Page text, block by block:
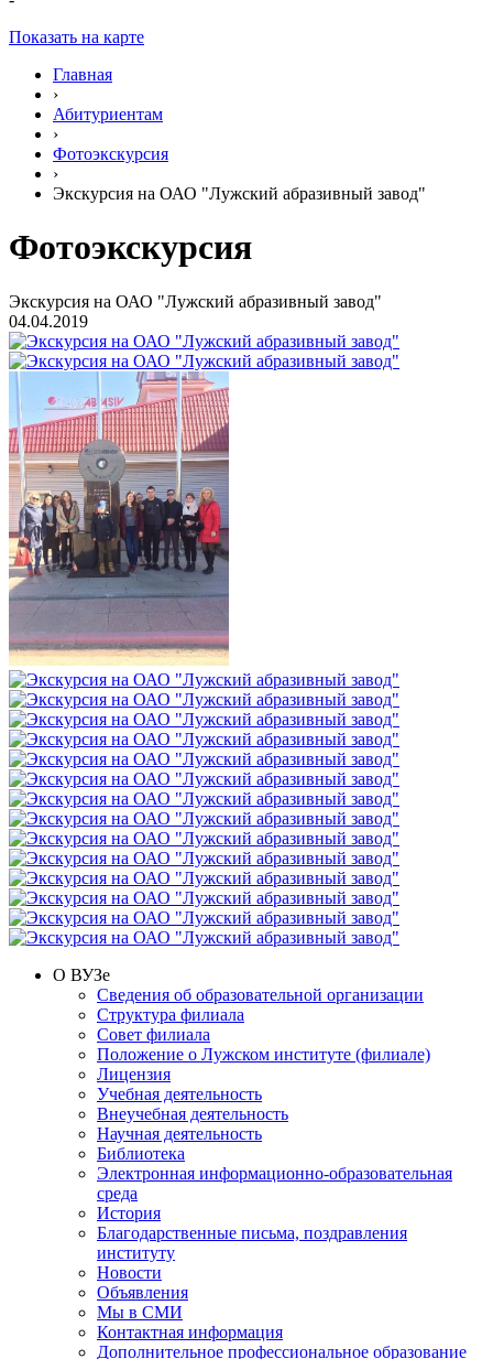
Показать на карте
Главная
›
Абитуриентам
›
Фотоэкскурсия
›
Экскурсия на ОАО "Лужский абразивный завод"
Фотоэкскурсия
Экскурсия на ОАО "Лужский абразивный завод"
04.04.2019
О ВУЗе
Сведения об образовательной организации
Структура филиала
Совет филиала
Положение о Лужском институте (филиале)
Лицензия
Учебная деятельность
Внеучебная деятельность
Научная деятельность
Библиотека
Электронная информационно-образовательная
среда
История
Благодарственные письма, поздравления
институту
Новости
Объявления
Мы в СМИ
Контактная информация
Дополнительное профессиональное образование